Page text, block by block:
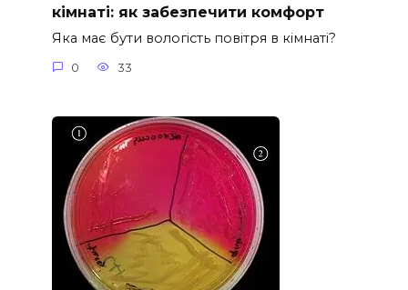
кімнаті: як забезпечити комфорт
Яка має бути вологість повітря в кімнаті?
0 33